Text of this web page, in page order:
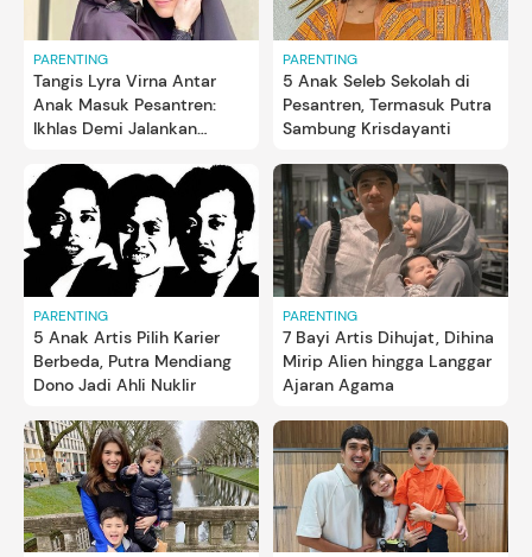
PARENTING
Tangis Lyra Virna Antar
Anak Masuk Pesantren:
Ikhlas Demi Jalankan
PARENTING
5 Anak Seleb Sekolah di
Pesantren, Termasuk Putra
Sambung Krisdayanti
PARENTING
5 Anak Artis Pilih Karier
Berbeda, Putra Mendiang
Dono Jadi Ahli Nuklir
PARENTING
7 Bayi Artis Dihujat, Dihina
Mirip Alien hingga Langgar
Ajaran Agama